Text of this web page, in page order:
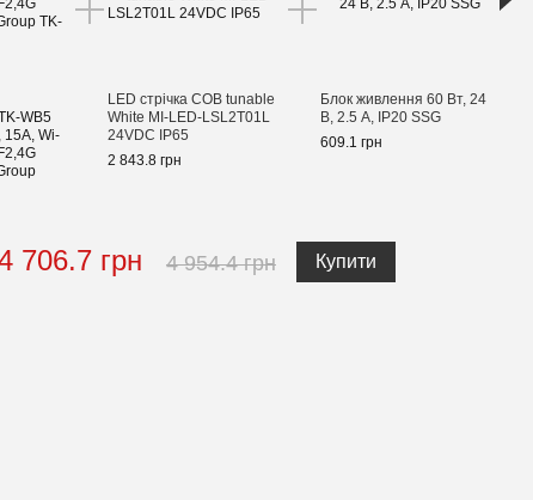
WB5
15A, Wi-
LED стрічка COB tunable
White MI-LED-LSL2T01L
24VDC IP65
2 843.8 грн
Блок живлення 60 Вт, 24
В, 2.5 А, ІР20 SSG
609.1 грн
706.7 грн 4 954.4 грн Купити